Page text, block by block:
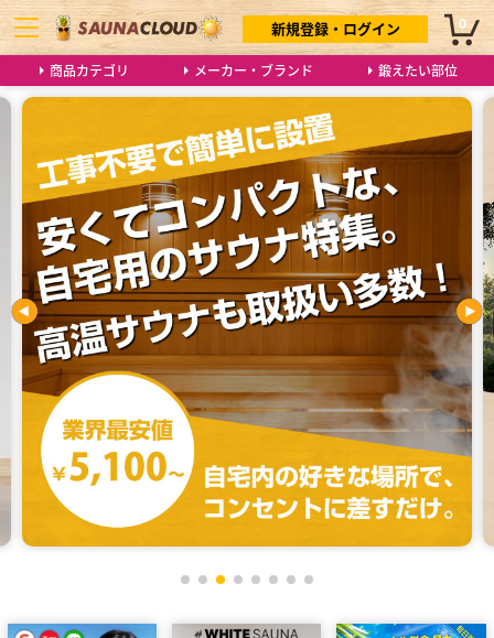
商品カテゴリ メーカー・ブランド 鍛えたい部位
新規登録・ログイン 0